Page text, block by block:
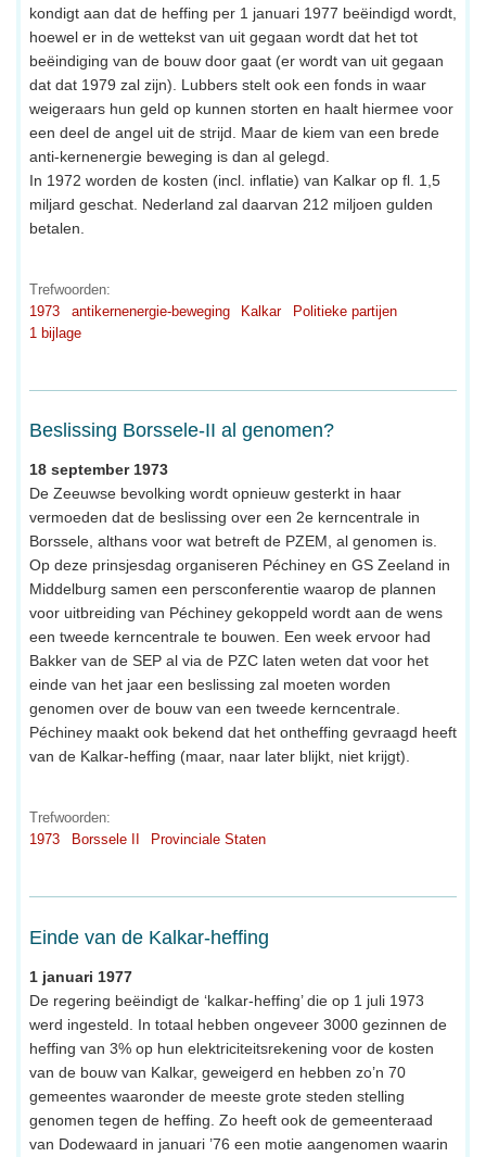
kondigt aan dat de heffing per 1 januari 1977 beëindigd wordt,
hoewel er in de wettekst van uit gegaan wordt dat het tot
beëindiging van de bouw door gaat (er wordt van uit gegaan
dat dat 1979 zal zijn). Lubbers stelt ook een fonds in waar
weigeraars hun geld op kunnen storten en haalt hiermee voor
een deel de angel uit de strijd. Maar de kiem van een brede
anti-kernenergie beweging is dan al gelegd.
In 1972 worden de kosten (incl. inflatie) van Kalkar op fl. 1,5
miljard geschat. Nederland zal daarvan 212 miljoen gulden
betalen.
Trefwoorden:
1973
antikernenergie-beweging Kalkar
Politieke partijen
1 bijlage
Beslissing Borssele-II al genomen?
18 september 1973
De Zeeuwse bevolking wordt opnieuw gesterkt in haar
vermoeden dat de beslissing over een 2e kerncentrale in
Borssele, althans voor wat betreft de PZEM, al genomen is.
Op deze prinsjesdag organiseren Péchiney en GS Zeeland in
Middelburg samen een persconferentie waarop de plannen
voor uitbreiding van Péchiney gekoppeld wordt aan de wens
een tweede kerncentrale te bouwen. Een week ervoor had
Bakker van de SEP al via de PZC laten weten dat voor het
einde van het jaar een beslissing zal moeten worden
genomen over de bouw van een tweede kerncentrale.
Péchiney maakt ook bekend dat het ontheffing gevraagd heeft
van de Kalkar-heffing (maar, naar later blijkt, niet krijgt).
Trefwoorden:
1973
Borssele II Provinciale Staten
Einde van de Kalkar-heffing
1 januari 1977
De regering beëindigt de ‘kalkar-heffing’ die op 1 juli 1973
werd ingesteld. In totaal hebben ongeveer 3000 gezinnen de
heffing van 3% op hun elektriciteitsrekening voor de kosten
van de bouw van Kalkar, geweigerd en hebben zo’n 70
gemeentes waaronder de meeste grote steden stelling
genomen tegen de heffing. Zo heeft ook de gemeenteraad
van Dodewaard in januari ’76 een motie aangenomen waarin